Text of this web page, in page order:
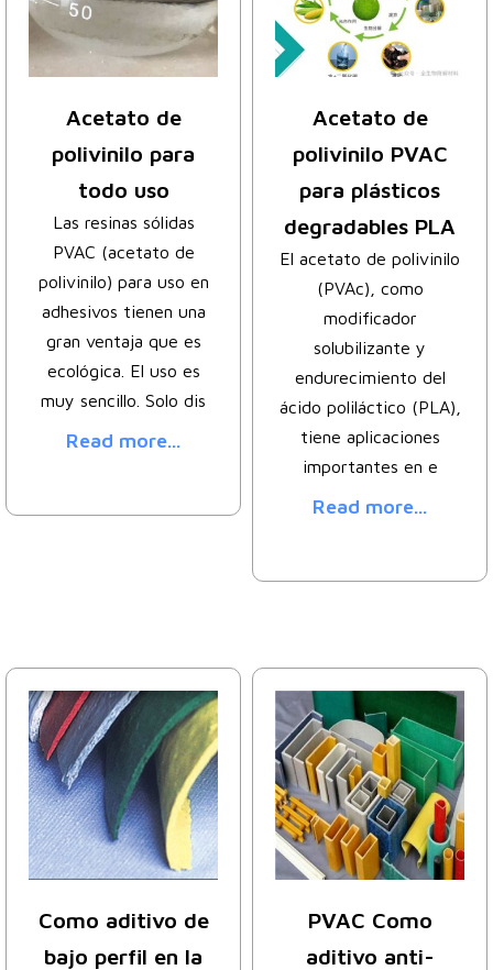
Acetato de
polivinilo para
todo uso
Las resinas sólidas
PVAC (acetato de
polivinilo) para uso en
adhesivos tienen una
gran ventaja que es
ecológica. El uso es
muy sencillo. Solo dis
Read more...
Acetato de
polivinilo PVAC
para plásticos
degradables PLA
El acetato de polivinilo
(PVAc), como
modificador
solubilizante y
endurecimiento del
ácido poliláctico (PLA),
tiene aplicaciones
importantes en e
Read more...
Como aditivo de
bajo perfil en la
PVAC Como
aditivo anti-